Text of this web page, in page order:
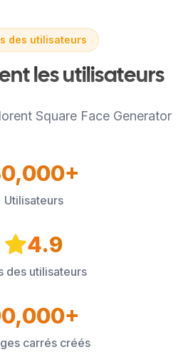
des utilisateurs
les utilisateurs
Square Face Generator
Utilisateurs
4.9
des utilisateurs
carrés créés